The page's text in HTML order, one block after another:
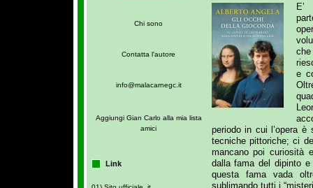
Chi sono
Contatta l'autore
info@malacarnegc.it
Aggiungi Gian Carlo alla mia lista
amici
Link
E’
e
periodo in cui l’opera
tecniche pittoriche; ci
mancano poi curiosità
dalla fama del dipinto
questa fama vada
sublimando tutti i